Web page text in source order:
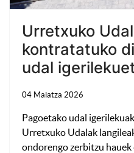
Urretxuko
kontratatuko
udal
04 Maiatza 2026
Pagoetako udal
Urretxuko Udalak
ondorengo zerbitzu hauek